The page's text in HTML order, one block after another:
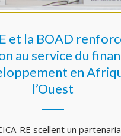
et la BOAD
au service du
en
l’Ouest
RE scellent un